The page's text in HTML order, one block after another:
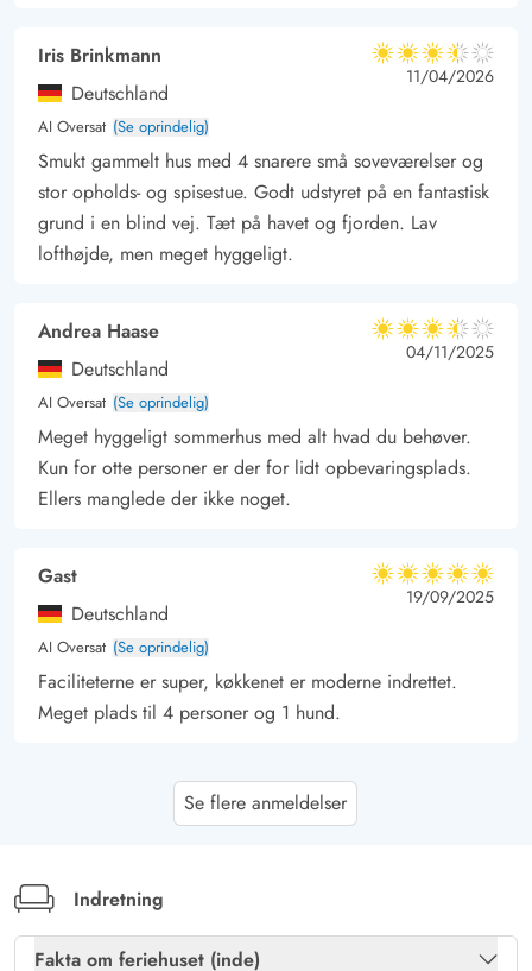
Iris Brinkmann
Deutschland
AI Oversat (Se oprindelig)
3.5 ud af 5
3.5 ud af 5
3.5 out of 5
11/04/2026
Smukt gammelt hus med 4 snarere små soveværelser og
stor opholds- og spisestue. Godt udstyret på en fantastisk
grund i en blind vej. Tæt på havet og fjorden. Lav
lofthøjde, men meget hyggeligt.
Andrea Haase
Deutschland
AI Oversat (Se oprindelig)
3.5 ud af 5
3.5 ud af 5
3.5 out of 5
04/11/2025
Meget hyggeligt sommerhus med alt hvad du behøver.
Kun for otte personer er der for lidt opbevaringsplads.
Ellers manglede der ikke noget.
Gast
Deutschland
AI Oversat (Se oprindelig)
5 ud af 5
5 ud af 5
5 out of 5
19/09/2025
Faciliteterne er super, køkkenet er moderne indrettet.
Meget plads til 4 personer og 1 hund.
Et smukt gammelt hus med meget charme. Vi følte os
personer skal huske at dukke sig ved hoveddøren.
Se flere anmeldelser
Indretning
Fakta om feriehuset (inde)